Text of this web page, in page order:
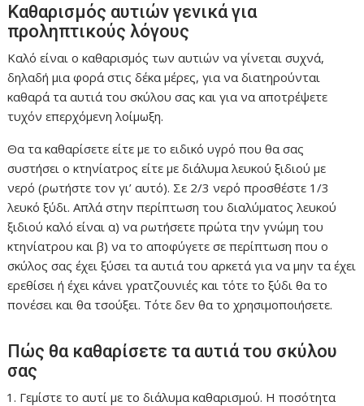
Καθαρισμός αυτιών γενικά για
προληπτικούς λόγους
Καλό είναι ο καθαρισμός των αυτιών να γίνεται συχνά,
δηλαδή μια φορά στις δέκα μέρες, για να διατηρούνται
καθαρά τα αυτιά του σκύλου σας και για να αποτρέψετε
τυχόν επερχόμενη λοίμωξη.
Θα τα καθαρίσετε είτε με το ειδικό υγρό που θα σας
συστήσει ο κτηνίατρος είτε με διάλυμα λευκού ξιδιού με
νερό (ρωτήστε τον γι’ αυτό). Σε 2/3 νερό προσθέστε 1/3
λευκό ξύδι. Απλά στην περίπτωση του διαλύματος λευκού
ξιδιού καλό είναι α) να ρωτήσετε πρώτα την γνώμη του
κτηνίατρου και β) να το αποφύγετε σε περίπτωση που ο
σκύλος σας έχει ξύσει τα αυτιά του αρκετά για να μην τα έχει
ερεθίσει ή έχει κάνει γρατζουνιές και τότε το ξύδι θα το
πονέσει και θα τσούξει. Τότε δεν θα το χρησιμοποιήσετε.
Πώς θα καθαρίσετε τα αυτιά του σκύλου
σας
Γεμίστε το αυτί με το διάλυμα καθαρισμού. Η ποσότητα